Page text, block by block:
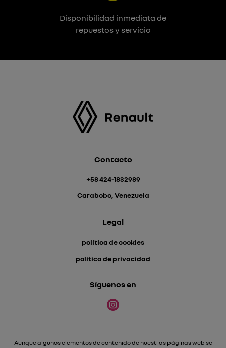
Disponibilidad inmediata de
repuestos y servicio
Contacto
+58 424-1832989
Carabobo, Venezuela
Legal
política de cookies
política de privacidad
Síguenos en
Aunque algunos elementos de contenido de nuestras páginas web se